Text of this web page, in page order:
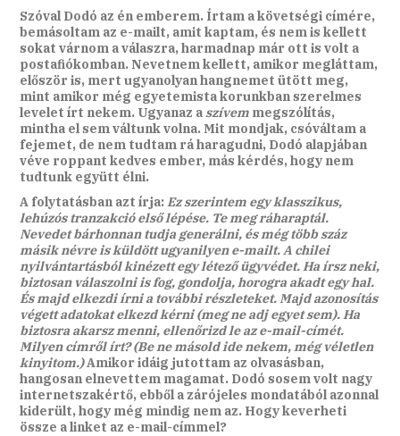
Szóval Dodó az én emberem. Írtam a követségi címére,
bemásoltam az e-mailt, amit kaptam, és nem is kellett
sokat várnom a válaszra, harmadnap már ott is volt a
postafiókomban. Nevetnem kellett, amikor megláttam,
először is, mert ugyanolyan hangnemet ütött meg,
mint amikor még egyetemista korunkban szerelmes
levelet írt nekem. Ugyanaz aszívem megszólítás,
mintha el sem váltunk volna. Mit mondjak, csóváltam a
fejemet, de nem tudtam rá haragudni, Dodó alapjában
véve roppant kedves ember, más kérdés, hogy nem
tudtunk együtt élni.
A folytatásban azt írja:Ez szerintem egy klasszikus,
lehúzós tranzakció első lépése. Te meg ráharaptál.
Nevedet bárhonnan tudja generálni, és még több száz
másik névre is küldött ugyanilyen e-mailt. A chilei
nyilvántartásból kinézett egy létező ügyvédet. Ha írsz neki,
biztosan válaszolni is fog, gondolja, horogra akadt egy hal.
És majd elkezdi írni a további részleteket. Majd azonosítás
végett adatokat elkezd kérni (meg ne adj egyet sem). Ha
biztosra akarsz menni, ellenőrizd le az e-mail-címét.
Milyen címről írt? (Be ne másold ide nekem, még véletlen
kinyitom.)Amikor idáig jutottam az olvasásban,
hangosan elnevettem magamat. Dodó sosem volt nagy
internetszakértő, ebből a zárójeles mondatából azonnal
kiderült, hogy még mindig nem az. Hogy keverheti
össze a linket az e-mail-címmel?